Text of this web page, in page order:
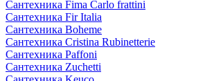
Сантехника Fima Carlo frattini
Сантехника Fir Italia
Сантехника Boheme
Сантехника Cristina Rubinetterie
Сантехника Paffoni
Сантехника Zuchetti